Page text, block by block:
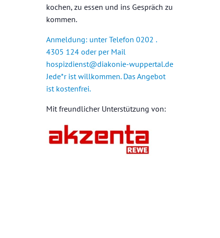
kochen, zu essen und ins Gespräch zu
kommen.
Anmeldung: unter Telefon 0202 .
4305 124 oder per Mail
hospizdienst@diakonie-wuppertal.de
Jede*r ist willkommen. Das Angebot
ist kostenfrei.
Mit freundlicher Unterstützung von: